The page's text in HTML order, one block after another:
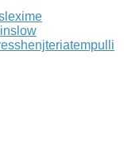
lexime
shenjteriatempulli